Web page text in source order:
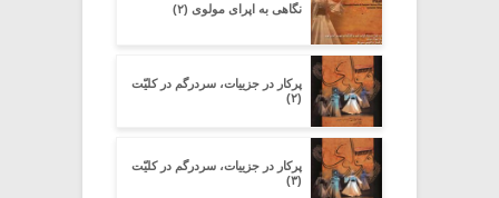
نگاهی به اپرای مولوی (۲)
پرکار در جزییات، سردرگم در کلیّت
(۲)
پرکار در جزییات، سردرگم در کلیّت
(۳)